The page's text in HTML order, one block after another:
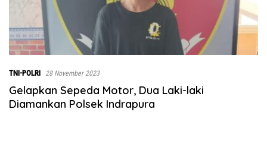
TNI-POLRI 28 November 2023
Gelapkan Sepeda Motor, Dua Laki-laki
Diamankan Polsek Indrapura